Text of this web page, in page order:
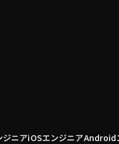
ジニアiOSエンジニアAndroid